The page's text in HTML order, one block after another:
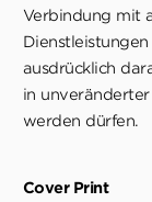
Verbindung mit
ausdrücklich
in
werden dürfen.
Cover Print